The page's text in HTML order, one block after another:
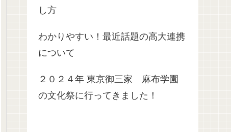
し方
わかりやすい！最近話題の高大連携
について
２０２４年 東京御三家 麻布学園
の文化祭に行ってきました！